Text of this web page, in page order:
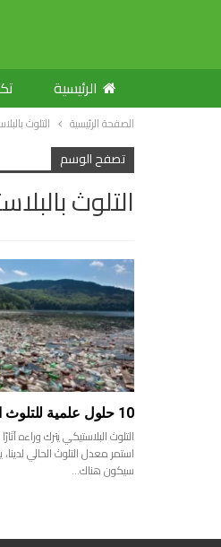
الرئيسية
الصفحة الرئيسية التلوث
تصفح الوسم
التلوث
10 حلول علمية للتلوث البلاستيكي
التلوث البلاستيكي يترك وراءه
استمر معدل التلوث الحالي لدينا،
سيكون هناك…